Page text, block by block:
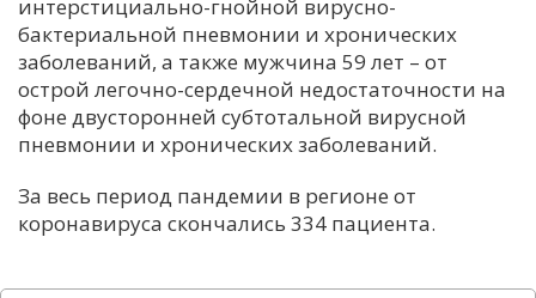
К
М
У
Ч
интерстициально-гнойной вирусно-
бактериальной пневмонии и хронических
заболеваний, а также мужчина 59 лет – от
острой легочно-сердечной недостаточности на
фоне двусторонней субтотальной вирусной
пневмонии и хронических заболеваний.
За весь период пандемии в регионе от
коронавируса скончались 334 пациента.